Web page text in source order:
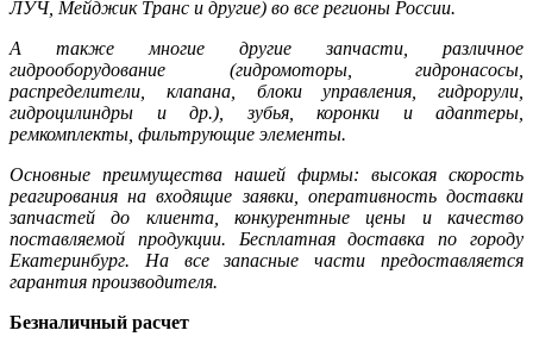
ЛУЧ, Мейджик Транс и другие) во все регионы России.
А также многие другие запчасти, различное
гидрооборудование (гидромоторы, гидронасосы,
распределители, клапана, блоки управления, гидрорули,
гидроцилиндры и др.), зубья, коронки и адаптеры,
ремкомплекты, фильтрующие элементы.
Основные преимущества нашей фирмы: высокая скорость
реагирования на входящие заявки, оперативность доставки
запчастей до клиента, конкурентные цены и качество
поставляемой продукции. Бесплатная доставка по городу
Екатеринбург. На все запасные части предоставляется
гарантия производителя.
Безналичный расчет